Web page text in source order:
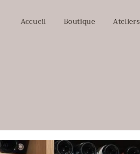
Accueil Boutique Ateliers